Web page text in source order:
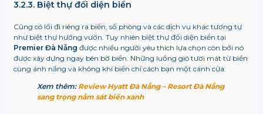
3.2.3. Biệt thự đối diện biển
Cũng có lối đi riêng ra biển, số phòng và các dịch vụ khác tương tự
như biệt thự hướng vườn. Tuy nhiên biệt thự đối diện biển tại
Premier Đà Nẵng được nhiều người yêu thích lựa chọn còn bởi nó
được xây dựng ngay bên bờ biển. Những luồng gió tươi mát từ biển
cùng ánh nắng và không khí biển chỉ cách bạn một cánh cửa.
Xem thêm: Review Hyatt Đà Nẵng – Resort Đà Nẵng
sang trọng nằm sát biển xanh